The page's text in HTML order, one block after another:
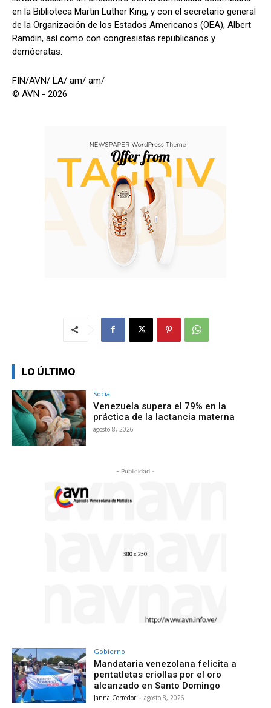
en la Biblioteca Martin Luther King, y con el secretario general
de la Organización de los Estados Americanos (OEA), Albert
Ramdin, así como con congresistas republicanos y
demócratas.
FIN/AVN/ LA/ am/ am/
© AVN - 2026
LO ÚLTIMO
Social
Venezuela supera el 79% en la
práctica de la lactancia materna
agosto 8, 2026
- Publicidad -
Gobierno
Mandataria venezolana felicita a
pentatletas criollas por el oro
alcanzado en Santo Domingo
Janna Corredor - agosto 8, 2026